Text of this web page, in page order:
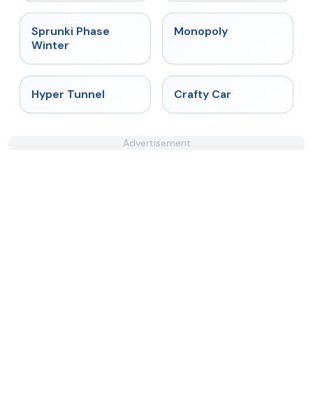
★
Sprunki Phase
Winter
Monopoly
Hyper Tunnel Crafty Car
Advertisement